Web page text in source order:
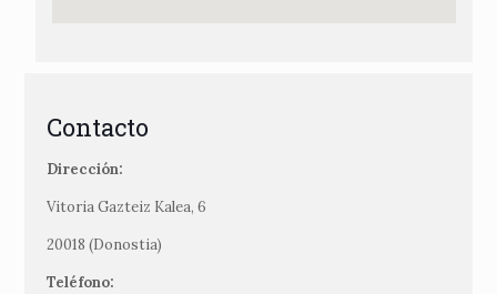
Contacto
Dirección:
Vitoria Gazteiz Kalea, 6
20018 (Donostia)
Teléfono: